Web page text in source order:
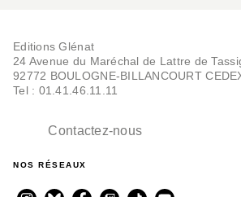
Editions Glénat
24 Avenue du Maréchal de Lattre de
92772 BOULOGNE-BILLANCOURT
Tel : 01.41.46.11.11
Contactez-nous
NOS RÉSEAUX